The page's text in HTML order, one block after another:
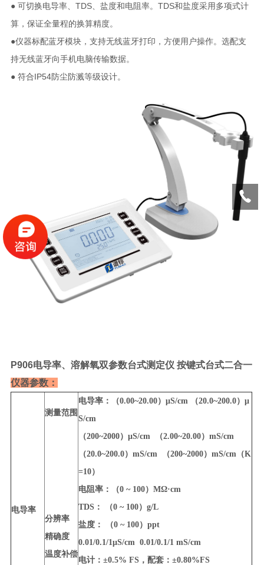
● 可切换电导率、TDS、盐度和电阻率。TDS和盐度采用多项式计
算，保证全量程的换算精度。
●仪器标配蓝牙模块，支持无线蓝牙打印，方便用户操作。选配支
持无线蓝牙向手机电脑传输数据。
● 符合IP54防尘防溅等级设计。
P906电导率、溶解氧双参数台式测定仪 按键式台式二合一
仪器参数：
电导率
测量范围
分辨率
精确度
温度补偿
电导率：（0.00~20.00）μS/cm （20.0~200.0）μ
S/cm
（200~2000）μS/cm （2.00~20.00）mS/cm
（20.0~200.0）mS/cm （200~2000）mS/cm（K
=10）
电阻率：（0 ~ 100）MΩ·cm
TDS： （0 ~ 100）g/L
盐度： （0 ~ 100）ppt
0.01/0.1/1μS/cm 0.01/0.1/1 mS/cm
电计：±0.5% FS，配套：±0.80%FS